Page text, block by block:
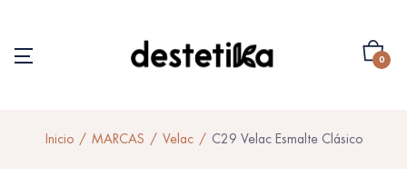
0
Inicio MARCAS Velac C29 Velac Esmalte Clásico